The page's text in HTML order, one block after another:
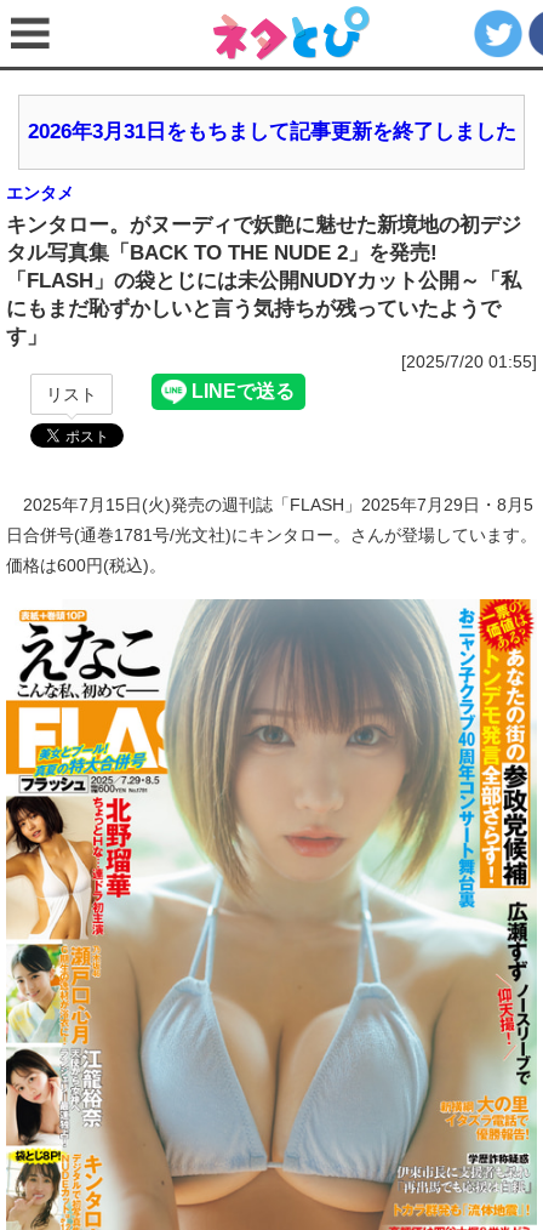
2026年3月31日をもちまして記事更新を終了しました
エンタメ
キンタロー。がヌーディで妖艶に魅せた新境地の初デジ
タル写真集「BACK TO THE NUDE 2」を発売!
「FLASH」の袋とじには未公開NUDYカット公開～「私
にもまだ恥ずかしいと言う気持ちが残っていたようで
す」
[2025/7/20 01:55]
リスト
2025年7月15日(火)発売の週刊誌「FLASH」2025年7月29日・8月5
日合併号(通巻1781号/光文社)にキンタロー。さんが登場しています。
価格は600円(税込)。